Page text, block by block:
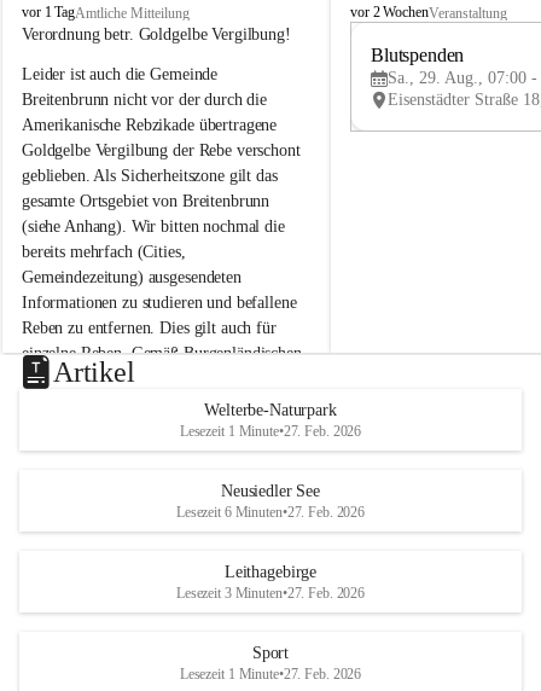
B
r
i
t
e
n
b
r
u
n
n
a
m
N
e
u
s
d
S
vor 1 TagAmtliche Mitteilung
Verordnung betr. Goldgelbe Vergilbung!
Leider ist auch die Gemeinde
Breitenbrunn nicht vor der durch die
Amerikanische Rebzikade übertragene
Goldgelbe Vergilbung der Rebe verschont
geblieben. Als Sicherheitszone gilt das
gesamte Ortsgebiet von Breitenbrunn
(siehe Anhang). Wir bitten nochmal die
bereits mehrfach (Cities,
Gemeindezeitung) ausgesendeten
Informationen zu studieren und befallene
Reben zu entfernen. Dies gilt auch für
einzelne Reben. Gemäß Burgenländischen
Weinbaugesetz sind nicht gepflegte oder
unzulässige Weingärten zu roden! Bitte
helfen wir zusammen um unsere Winzer
vor den prognostizierten Ernteausfällen
und den daraus folgenden wirtschaftlichen
Maßnahmen zur Bekämpfung
Rebe und der Amerikanischen
B
e
u
e
d
r
S
vor 2 WochenVeranstaltung
Blutspenden
Sa., 29. Aug., 07:00 -
Artikel
Welterbe-Naturpark
Lesezeit 1 Minute•27. Feb. 2026
Neusiedler See
Lesezeit 6 Minuten•27. Feb. 2026
Leithagebirge
Lesezeit 3 Minuten•27. Feb. 2026
Sport
Lesezeit 1 Minute•27. Feb. 2026